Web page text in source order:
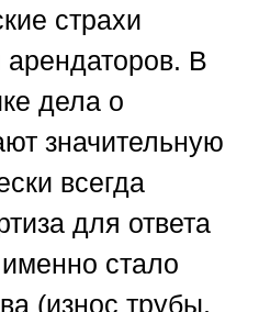
страхи
арендаторов. В
дела о
значительную
всегда
для ответа
стало
(износ трубы,